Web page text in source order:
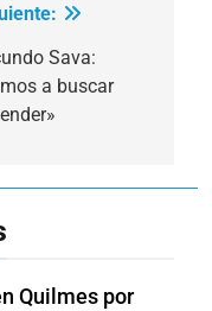
Sava:
a buscar
Quilmes por